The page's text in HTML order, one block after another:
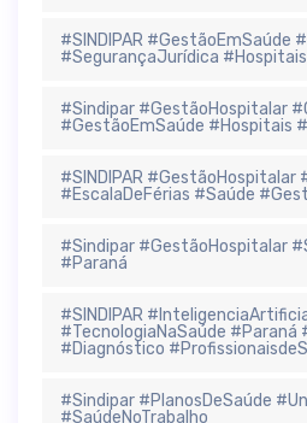
#SINDIPAR #GestãoEmSaúde
#SegurançaJurídica
#Sindipar #GestãoHospitalar
#GestãoEmSaúde #Hospitais
#SINDIPAR #GestãoHospitalar
#EscalaDeFérias #Saúde
#Sindipar #GestãoHospitalar
#Paraná
#SINDIPAR
#TecnologiaNaSaúde #Paraná
#Diagnóstico
#Sindipar #PlanosDeSaúde
#SaúdeNoTrabalho